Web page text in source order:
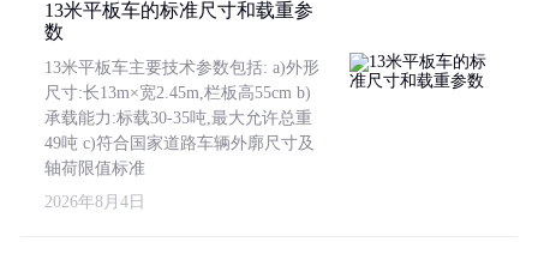
13米平板车的标准尺寸和载重参
数
13米平板车主要技术参数包括: a)外形
尺寸:长13m×宽2.45m,栏板高55cm b)
承载能力:标载30-35吨,最大允许总重
49吨 c)符合国家道路车辆外廓尺寸及
轴荷限值标准
2026年8月4日